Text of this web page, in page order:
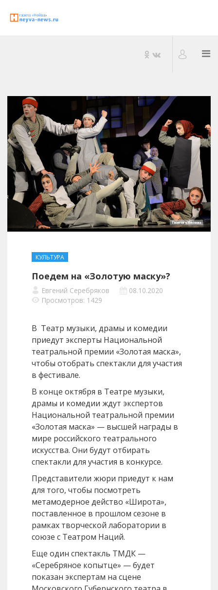
КУЛЬТУРА
Поедем на «Золотую маску»?
Евгений Серебряков
08.10.2020
Просмотров: 1429
В Театр музыки, драмы и комедии
приедут эксперты Национальной
театральной премии «Золотая маска»,
чтобы отобрать спектакли для участия
в фестивале.
В конце октября в Театре музыки,
драмы и комедии ждут экспертов
Национальной театральной премии
«Золотая маска» — высшей награды в
мире российского театрального
искусства. Они будут отбирать
спектакли для участия в конкурсе.
Представители жюри приедут к нам
для того, чтобы посмотреть
метамодерное действо «Широта»,
поставленное в прошлом сезоне в
рамках творческой лаборатории в
союзе с Театром Наций.
Еще один спектакль ТМДК —
«Серебряное копытце» — будет
показан экспертам на сцене